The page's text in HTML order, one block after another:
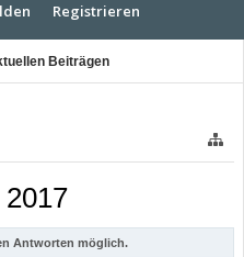
Beiträgen
Registrieren
Antworten möglich.